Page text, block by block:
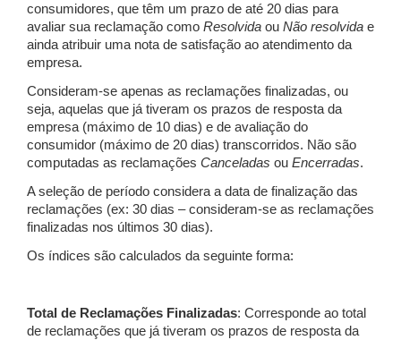
consumidores, que têm um prazo de até 20 dias para
avaliar sua reclamação como Resolvida ou Não resolvida e
ainda atribuir uma nota de satisfação ao atendimento da
empresa.
Consideram-se apenas as reclamações finalizadas, ou
seja, aquelas que já tiveram os prazos de resposta da
empresa (máximo de 10 dias) e de avaliação do
consumidor (máximo de 20 dias) transcorridos. Não são
computadas as reclamações Canceladas ou Encerradas.
A seleção de período considera a data de finalização das
reclamações (ex: 30 dias – consideram-se as reclamações
finalizadas nos últimos 30 dias).
Os índices são calculados da seguinte forma:
Total de Reclamações Finalizadas: Corresponde ao total
de reclamações que já tiveram os prazos de resposta da